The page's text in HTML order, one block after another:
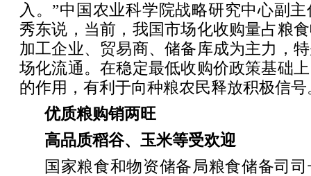
入。”中国农业科学院战略研究中心副
秀东说，当前，我国市场化收购量占粮
加工企业、贸易商、储备库成为主力，
场化流通。在稳定最低收购价政策基础
的作用，有利于向种粮农民释放积极信号
优质粮购销两旺
高品质稻谷、玉米等受欢迎
国家粮食和物资储备局粮食储备司